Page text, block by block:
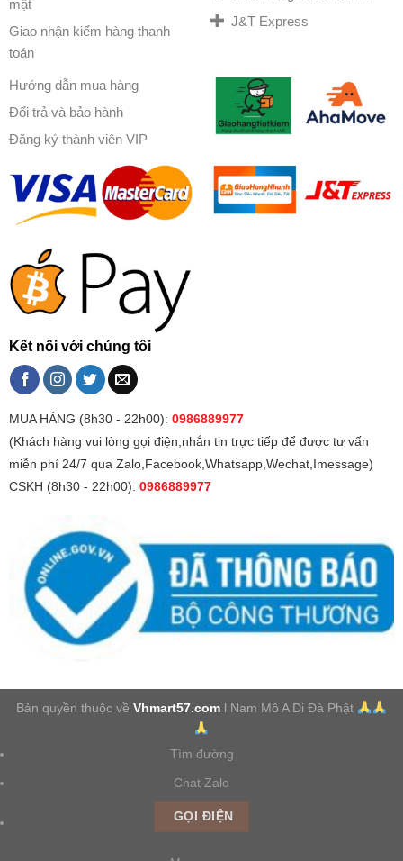
mật
Giao nhận kiểm hàng thanh
toán
Hướng dẫn mua hàng
Đổi trả và bảo hành
Đăng ký thành viên VIP
J&T Express
Kết nối với chúng tôi
MUA HÀNG (8h30 - 22h00): 0986889977
(Khách hàng vui lòng gọi điện,nhắn tin trực tiếp để được tư vấn
miễn phí 24/7 qua Zalo,Facebook,Whatsapp,Wechat,Imessage)
CSKH (8h30 - 22h00): 0986889977
Bản quyền thuộc vềVhmart57.com l Nam Mô A Di Đà Phật
Tìm đường
Chat Zalo
GỌI ĐIỆN